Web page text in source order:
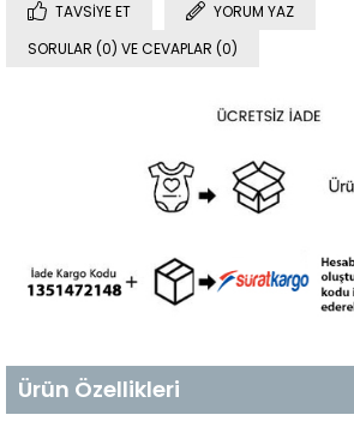
TAVSIYE ET
YORUM YAZ
SORULAR (0) VE CEVAPLAR (0)
Ürün Özellikleri